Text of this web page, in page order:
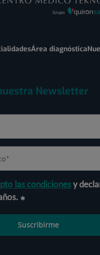
Área diagnóstica
Newsletter
las condicionesy
Suscribirme